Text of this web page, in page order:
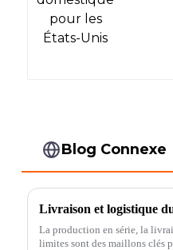
Blog Connexe
Livraison et logistique
La production en série, la
limites sont des maillons clés